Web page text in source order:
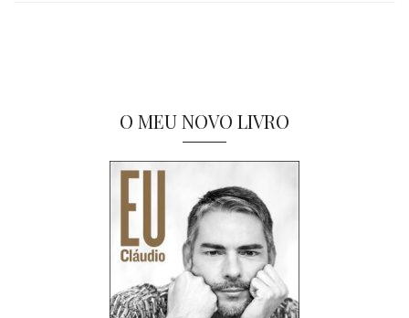
O MEU NOVO LIVRO